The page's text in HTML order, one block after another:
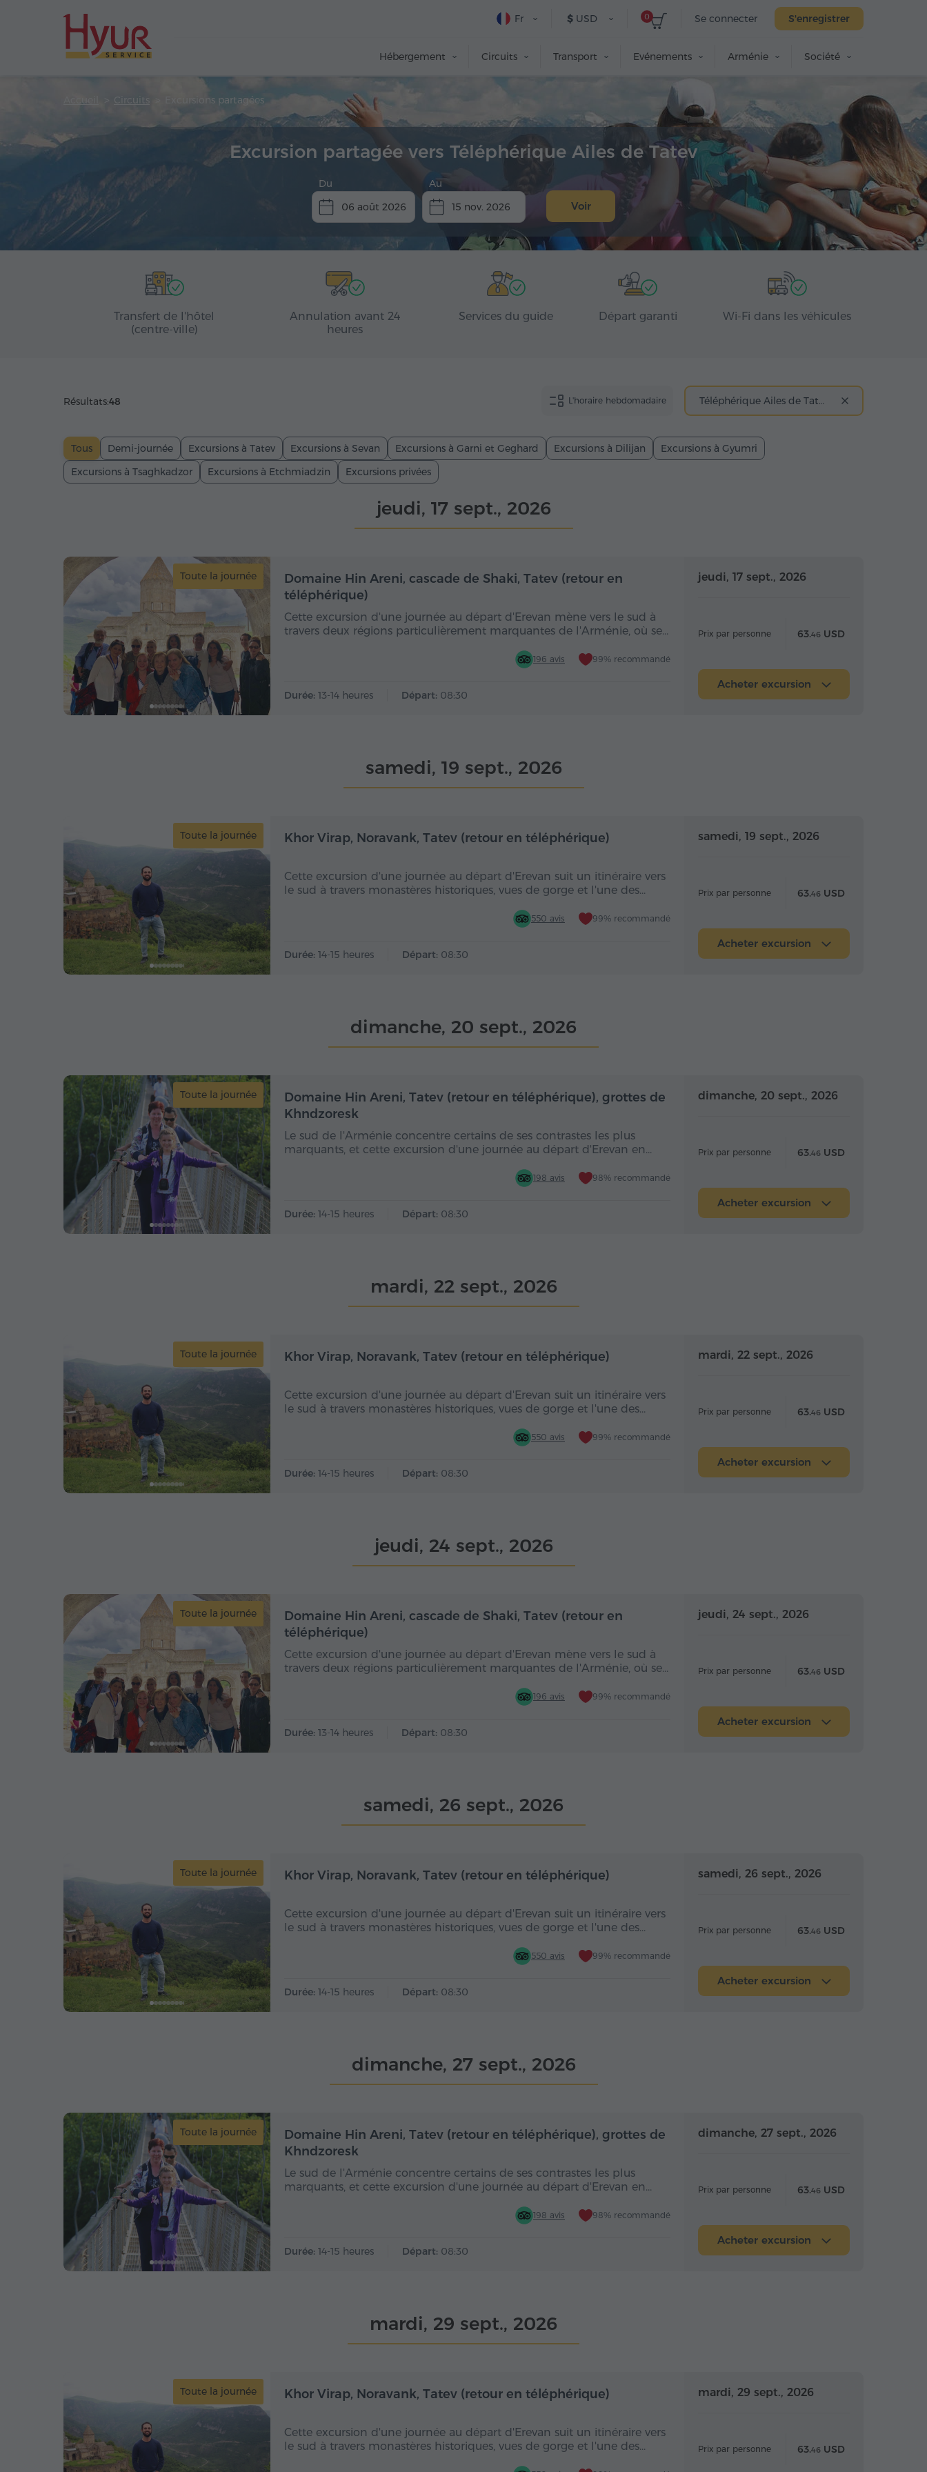
Se connecter S'enregistrer
0
$ USD
Fr
Hébergement Circuits Transport Evénements Arménie Société
Accueil Circuits Excursions partagées
Excursion partagée vers Téléphérique Ailes de Tatev
Du
06 août 2026
Au
15 nov. 2026
Voir
Transfert de l'hôtel
(centre-ville)
Annulation avant 24
heures
Services du guide Départ garanti Wi-Fi dans les véhicules
Téléphérique Ailes de Tatev
L'horaire hebdomadaire
Résultats:48
Tous Demi-journée Excursions à Tatev Excursions à Sevan Excursions à Garni et Geghard Excursions à Dilijan
Excursions à Gyumri
Excursions à Tsaghkadzor
Excursions à Etchmiadzin Excursions privées
jeudi, 17 sept., 2026
Toute la journée Toute la journée Toute la journée Toute la journée
Domaine Hin Areni, cascade de Shaki, Tatev (retour en
téléphérique)
Cette excursion d'une journée au départ d'Erevan mène vers le sud à
travers deux régions particulièrement marquantes de l'Arménie, où se…
196 avis 99% recommandé
Durée: 13-14 heures Départ: 08:30
jeudi, 17 sept., 2026
Prix par personne 63.46 USD
Acheter excursion
samedi, 19 sept., 2026
Toute la journée Toute la journée Toute la journée Toute la journée
Khor Virap, Noravank, Tatev (retour en téléphérique)
Cette excursion d'une journée au départ d'Erevan suit un itinéraire vers
le sud à travers monastères historiques, vues de gorge et l'une des…
550 avis 99% recommandé
Durée: 14-15 heures Départ: 08:30
samedi, 19 sept., 2026
Prix par personne 63.46 USD
Acheter excursion
dimanche, 20 sept., 2026
Toute la journée Toute la journée Toute la journée Toute la journée
Domaine Hin Areni, Tatev (retour en téléphérique), grottes de
Khndzoresk
Le sud de l'Arménie concentre certains de ses contrastes les plus
marquants, et cette excursion d'une journée au départ d'Erevan en…
198 avis 98% recommandé
Durée: 14-15 heures Départ: 08:30
dimanche, 20 sept., 2026
Prix par personne 63.46 USD
Acheter excursion
mardi, 22 sept., 2026
Toute la journée Toute la journée Toute la journée Toute la journée
Khor Virap, Noravank, Tatev (retour en téléphérique)
Cette excursion d'une journée au départ d'Erevan suit un itinéraire vers
le sud à travers monastères historiques, vues de gorge et l'une des…
550 avis 99% recommandé
Durée: 14-15 heures Départ: 08:30
mardi, 22 sept., 2026
Prix par personne 63.46 USD
Acheter excursion
jeudi, 24 sept., 2026
Toute la journée Toute la journée Toute la journée Toute la journée
Domaine Hin Areni, cascade de Shaki, Tatev (retour en
téléphérique)
Cette excursion d'une journée au départ d'Erevan mène vers le sud à
travers deux régions particulièrement marquantes de l'Arménie, où se…
196 avis 99% recommandé
Durée: 13-14 heures Départ: 08:30
jeudi, 24 sept., 2026
Prix par personne 63.46 USD
Acheter excursion
samedi, 26 sept., 2026
Toute la journée Toute la journée Toute la journée Toute la journée
Khor Virap, Noravank, Tatev (retour en téléphérique)
Cette excursion d'une journée au départ d'Erevan suit un itinéraire vers
le sud à travers monastères historiques, vues de gorge et l'une des…
550 avis 99% recommandé
Durée: 14-15 heures Départ: 08:30
samedi, 26 sept., 2026
Prix par personne 63.46 USD
Acheter excursion
dimanche, 27 sept., 2026
Toute la journée Toute la journée Toute la journée Toute la journée
Domaine Hin Areni, Tatev (retour en téléphérique), grottes de
Khndzoresk
Le sud de l'Arménie concentre certains de ses contrastes les plus
marquants, et cette excursion d'une journée au départ d'Erevan en…
198 avis 98% recommandé
Durée: 14-15 heures Départ: 08:30
dimanche, 27 sept., 2026
Prix par personne 63.46 USD
Acheter excursion
mardi, 29 sept., 2026
Toute la journée Toute la journée Toute la journée Toute la journée
Khor Virap, Noravank, Tatev (retour en téléphérique)
Cette excursion d'une journée au départ d'Erevan suit un itinéraire vers
le sud à travers monastères historiques, vues de gorge et l'une des…
mardi, 29 sept., 2026
Prix par personne 63.46 USD